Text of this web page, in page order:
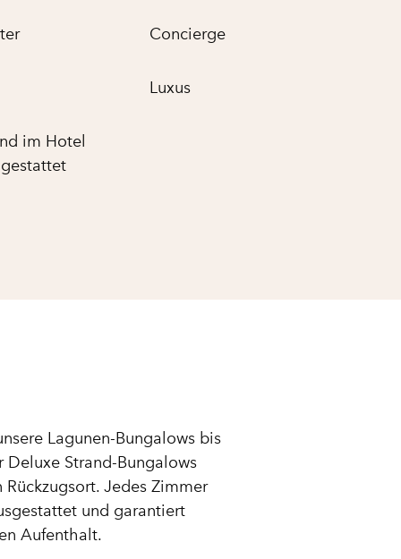
Concierge
Luxus
im Hotel
Lagunen-Bungalows bis
Strand-Bungalows
Jedes Zimmer
und garantiert
Aufenthalt.